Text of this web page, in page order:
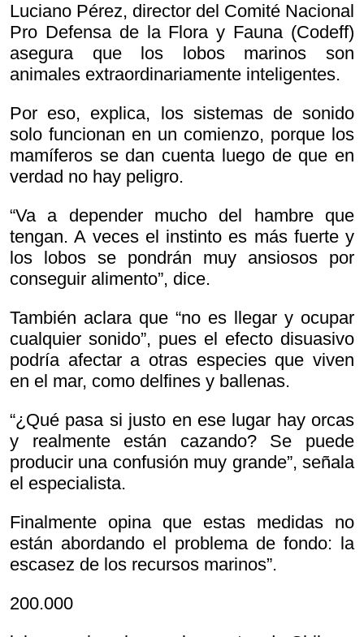
Luciano Pérez, director del Comité Nacional
Pro Defensa de la Flora y Fauna (Codeff)
asegura que los lobos marinos son
animales extraordinariamente inteligentes.
Por eso, explica, los sistemas de sonido
solo funcionan en un comienzo, porque los
mamíferos se dan cuenta luego de que en
verdad no hay peligro.
“Va a depender mucho del hambre que
tengan. A veces el instinto es más fuerte y
los lobos se pondrán muy ansiosos por
conseguir alimento”, dice.
También aclara que “no es llegar y ocupar
cualquier sonido”, pues el efecto disuasivo
podría afectar a otras especies que viven
en el mar, como delfines y ballenas.
“¿Qué pasa si justo en ese lugar hay orcas
y realmente están cazando? Se puede
producir una confusión muy grande”, señala
el especialista.
Finalmente opina que estas medidas no
están abordando el problema de fondo: la
escasez de los recursos marinos”.
200.000